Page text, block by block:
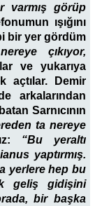
varmış görüp
ışığını
bir yer gördüm
çıkıyor,
ve yukarıya
açtılar. Demir
arkalarından
Sarnıcının
ta nereye
“Bu yeraltı
yaptırmış.
yerlere hep bu
geliş gidişini
bir başka